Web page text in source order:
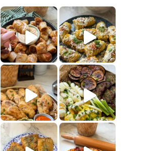
מעודנת מ
ממכרים שמכינים בכמה דקות עב
לחם מחבת שהוא שילוב של מופלטה וספינז׳, רעיון מעול
בשבילכם? בפחשבתי מה לחדש לכם ונראה
אורז יצירתי לתשעת הימים ולכבוד שבת קודשלמתכון
ההסבר בסרטו
בתרגום לעברית, מחותניםמתכון ראש
שייטל מוקפץ עם אורז חביתה וירקות, למתכון . המרכי